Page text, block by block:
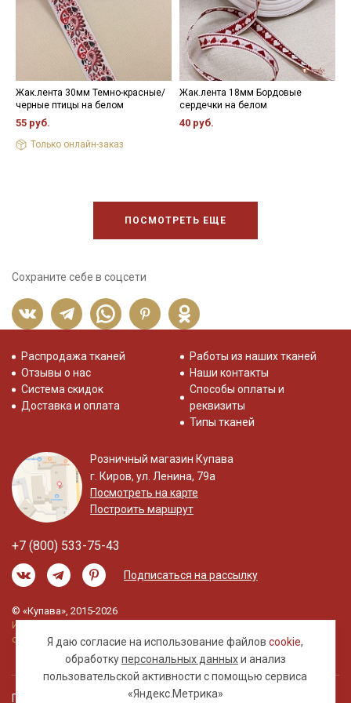
- максимальная температура стирки до 40 С, без отжима,
- противопоказано применение отбеливателей.
Цветопередача (тон) может отличаться от оригинального
цвета ткани в зависимости от настроек вашего монитора и в
зависимости от партии.
Жак.лента 30мм Темно-красные/
черные птицы на белом
55 руб.
Только онлайн-заказ
Жак.лента 18мм Бордовые
сердечки на белом
40 руб.
ПОСМОТРЕТЬ ЕЩЕ
Сохраните себе в соцсети
Я даю согласие на использование файловcookie,
обработкуперсональных данныхи анализ
пользовательской активности с помощью сервиса
«Яндекс.Метрика»
Распродажа тканей
Отзывы о нас
Система скидок
Доставка и оплата
Работы из наших тканей
Наши контакты
Способы оплаты и
реквизиты
Типы тканей
Розничный магазин Купава
г. Киров, ул. Ленина, 79а
Посмотреть на карте
Построить маршрут
+7 (800) 533-75-43
Подписаться на рассылку
© «Купава», 2015-2026
Информация на сайте не является публичной
офертой.
Правовая информация